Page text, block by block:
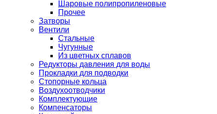
Шаровые полипропиленовые
Прочее
Затворы
Вентили
Стальные
Чугунные
Из цветных сплавов
Редукторы давления для воды
Прокладки для подводки
Стопорные кольца
Воздухоотводчики
Комплектующие
Компенсаторы